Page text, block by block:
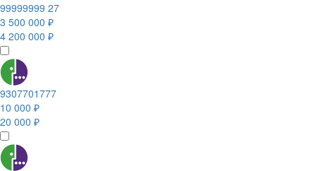
99999999 27
3 500 000 ₽
4 200 000 ₽
9307701777
10 000 ₽
20 000 ₽